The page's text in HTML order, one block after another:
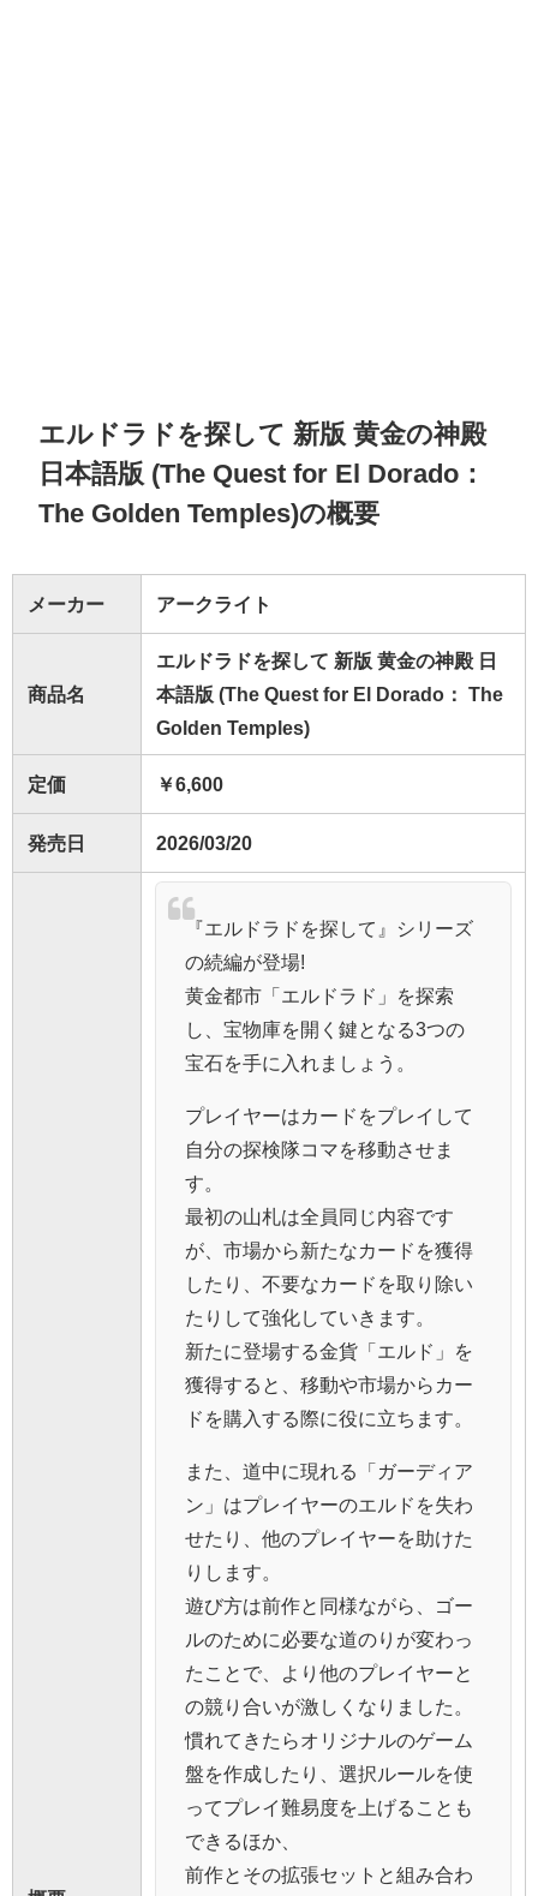
エルドラドを探して 新版 黄金の神殿
日本語版 (The Quest for El Dorado：
The Golden Temples)の概要
メーカー アークライト
商品名
エルドラドを探して 新版 黄金の神殿 日
本語版 (The Quest for El Dorado： The
Golden Temples)
定価 ￥6,600
発売日 2026/03/20
『エルドラドを探して』シリーズ
の続編が登場!
黄金都市「エルドラド」を探索
し、宝物庫を開く鍵となる3つの
宝石を手に入れましょう。
プレイヤーはカードをプレイして
自分の探検隊コマを移動させま
す。
最初の山札は全員同じ内容です
が、市場から新たなカードを獲得
したり、不要なカードを取り除い
たりして強化していきます。
新たに登場する金貨「エルド」を
獲得すると、移動や市場からカー
ドを購入する際に役に立ちます。
また、道中に現れる「ガーディア
ン」はプレイヤーのエルドを失わ
せたり、他のプレイヤーを助けた
りします。
遊び方は前作と同様ながら、ゴー
ルのために必要な道のりが変わっ
たことで、より他のプレイヤーと
の競り合いが激しくなりました。
慣れてきたらオリジナルのゲーム
盤を作成したり、選択ルールを使
ってプレイ難易度を上げることも
できるほか、
前作とその拡張セットと組み合わ